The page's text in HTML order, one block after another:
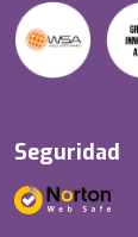
Seguridad